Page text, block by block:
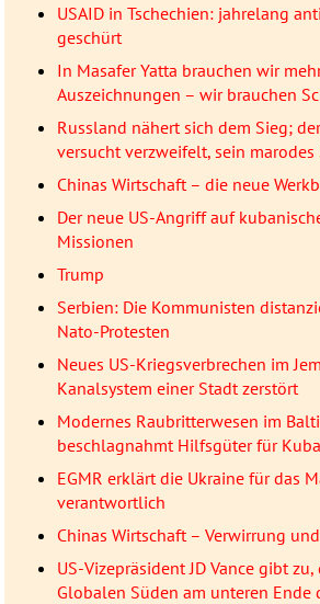
USAID in Tschechien: jahrelang
geschürt
In Masafer Yatta brauchen wir
Auszeichnungen – wir brauchen
Russland nähert sich dem Sieg;
versucht verzweifelt, sein marodes
Chinas Wirtschaft – die neue
Der neue US-Angriff auf
Missionen
Trump
Serbien: Die Kommunisten
Nato-Protesten
Neues US-Kriegsverbrechen im
Kanalsystem einer Stadt zerstört
Modernes Raubritterwesen im
beschlagnahmt Hilfsgüter für
EGMR erklärt die Ukraine für das
verantwortlich
Chinas Wirtschaft – Verwirrung
US-Vizepräsident JD Vance gibt
Globalen Süden am unteren Ende